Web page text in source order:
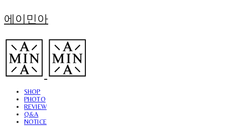
에이민아
SHOP
PHOTO
REVIEW
Q&A
NOTICE